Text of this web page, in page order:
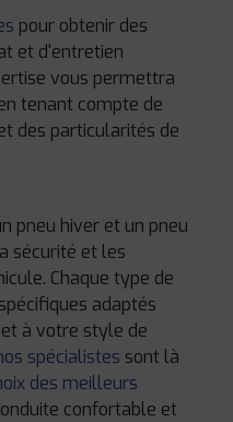
pour obtenir des
et d'entretien
vous permettra
tenant compte de
des particularités de
pneu hiver et un pneu
sécurité et les
Chaque type de
adaptés
à votre style de
spécialistes sont là
des meilleurs
confortable et